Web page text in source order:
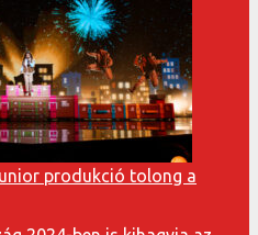
produkció tolong a